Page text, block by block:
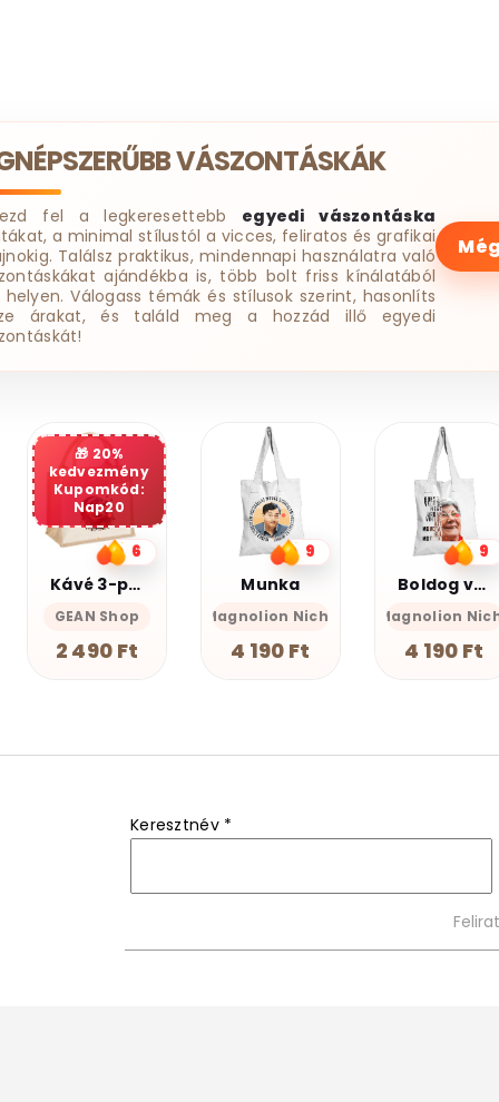
VÁSZONTÁSKÁK
fel a legkeresettebb egyedi vászontáska
a minimal stílustól a vicces, feliratos és grafikai
Találsz praktikus, mindennapi használatra való
ajándékba is, több bolt friss kínálatából
helyen. Válogass témák és stílusok szerint, hasonlíts
árakat, és találd meg a hozzád illő egyedi
9
Munka
Magnolion Niche
4 190 Ft
9
Magnolion Niche
4 190 Ft
20%
kedvezmény
Kupomkód:
Nap20
7
Legjobb barátnő
GEAN Shop
2 490 Ft
Keresztnév *